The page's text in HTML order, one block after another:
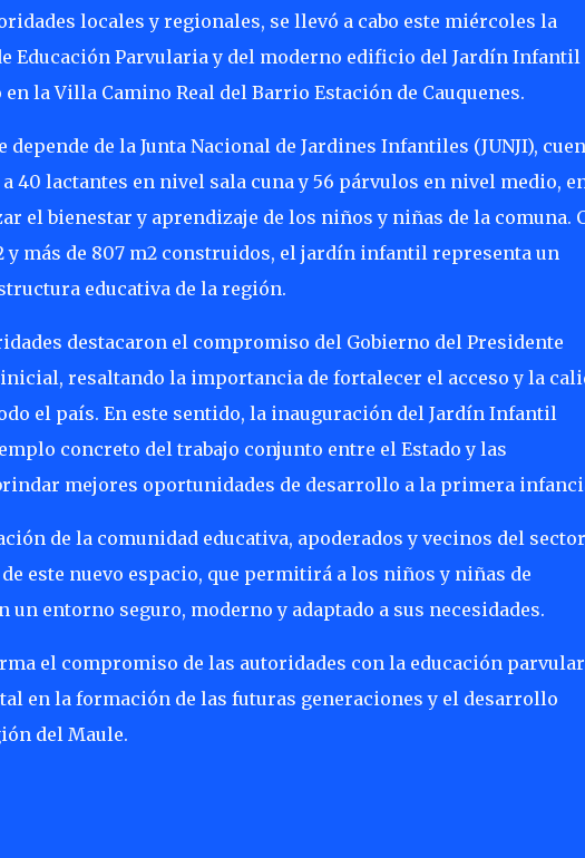
locales y regionales, se llevó a cabo este miércoles la
Educación Parvularia y del moderno edificio del Jardín Infantil
la Villa Camino Real del Barrio Estación de Cauquenes.
de la Junta Nacional de Jardines Infantiles (JUNJI),
40 lactantes en nivel sala cuna y 56 párvulos en nivel medio,
el bienestar y aprendizaje de los niños y niñas de la comuna.
y más de 807 m2 construidos, el jardín infantil representa un
educativa de la región.
destacaron el compromiso del Gobierno del Presidente
resaltando la importancia de fortalecer el acceso y la
el país. En este sentido, la inauguración del Jardín Infantil
concreto del trabajo conjunto entre el Estado y las
mejores oportunidades de desarrollo a la primera
de la comunidad educativa, apoderados y vecinos del
este nuevo espacio, que permitirá a los niños y niñas de
un entorno seguro, moderno y adaptado a sus necesidades.
el compromiso de las autoridades con la educación
en la formación de las futuras generaciones y el desarrollo
del Maule.